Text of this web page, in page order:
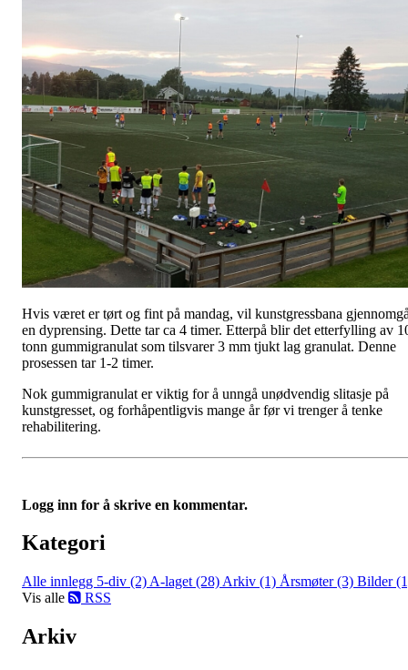
Hvis været er tørt og fint på mandag, vil kunstgressbana
en dyprensing. Dette tar ca 4 timer. Etterpå blir det etterfylling av
tonn gummigranulat som tilsvarer 3 mm tjukt lag granulat. Denne
prosessen tar 1-2 timer.
Nok gummigranulat er viktig for å unngå unødvendig slitasje på
kunstgresset, og forhåpentligvis mange år før vi trenger å tenke
rehabilitering.
Logg inn for å skrive en kommentar.
Kategori
Alle innlegg 5-div (2) A-laget (28) Arkiv (1) Årsmøter (3) Bilder
Vis alle
RSS
Arkiv